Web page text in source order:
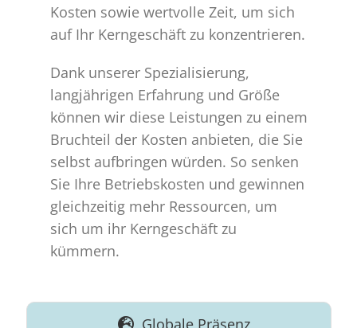
Kosten sowie wertvolle Zeit, um sich
auf Ihr Kerngeschäft zu konzentrieren.
Dank unserer Spezialisierung,
langjährigen Erfahrung und Größe
können wir diese Leistungen zu einem
Bruchteil der Kosten anbieten, die Sie
selbst aufbringen würden. So senken
Sie Ihre Betriebskosten und gewinnen
gleichzeitig mehr Ressourcen, um
sich um ihr Kerngeschäft zu
kümmern.
Globale Präsenz